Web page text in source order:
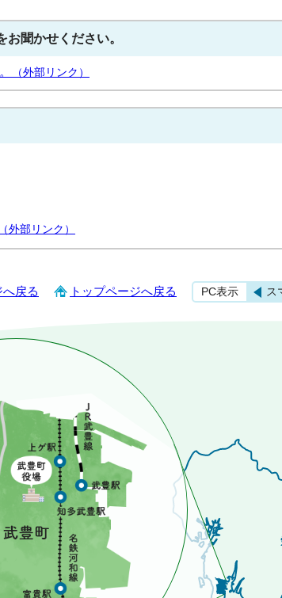
聞かせください。
（外部リンク）
（外部リンク）
戻る トップページへ戻る PC表示 ス